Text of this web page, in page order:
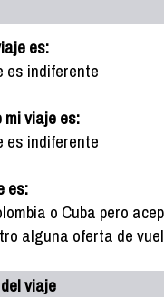
es:
es indiferente
mi viaje es:
es indiferente
es:
o Cuba pero
alguna oferta de
viaje